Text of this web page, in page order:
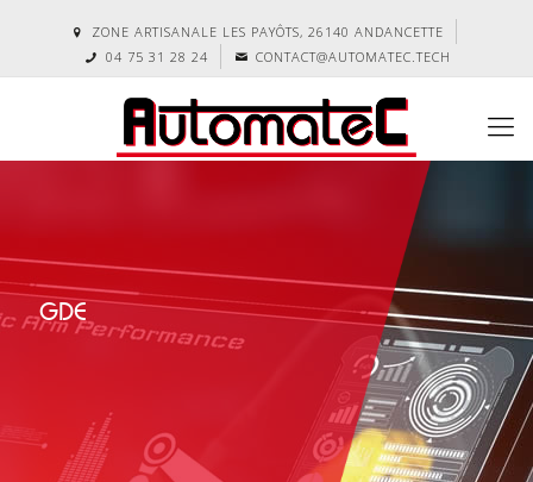
ZONE ARTISANALE LES PAYÔTS, 26140 ANDANCETTE
04 75 31 28 24
CONTACT@AUTOMATEC.TECH
GDE